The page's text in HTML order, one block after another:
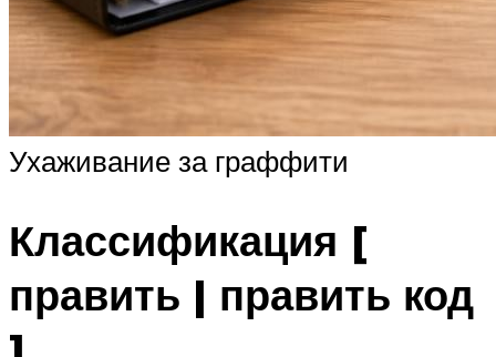
Ухаживание за граффити
Классификация [
править | править код